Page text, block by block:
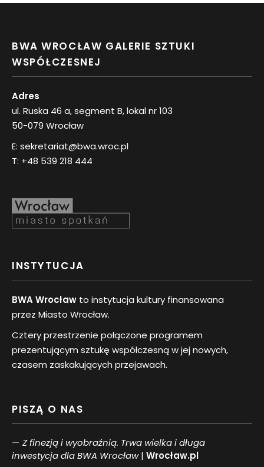
BWA WROCŁAW GALERIE SZTUKI
WSPÓŁCZESNEJ
Adres
ul. Ruska 46 a, segment B, lokal nr 103
50-079 Wrocław
E: sekretariat@bwa.wroc.pl
T: +48 539 218 444
INSTYTUCJA
BWA Wrocław to instytucja kultury finansowana
przez Miasto Wrocław.
Cztery przestrzenie połączone programem
prezentującym sztukę współczesną w jej nowych,
czasem zaskakujących przejawach.
PISZĄ O NAS
Z finezją i wyobraźnią. Trwa wielka i długa
inwestycja dla BWA Wrocław| Wrocław.pl